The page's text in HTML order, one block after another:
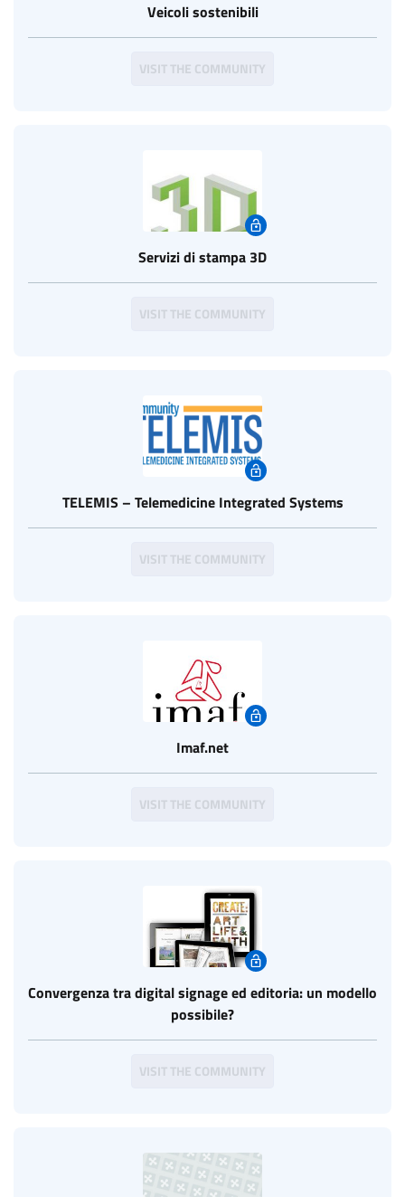
Veicoli sostenibili
VISIT THE COMMUNITY
Servizi di stampa 3D
VISIT THE COMMUNITY
TELEMIS – Telemedicine Integrated Systems
VISIT THE COMMUNITY
Imaf.net
VISIT THE COMMUNITY
Convergenza tra digital signage ed editoria: un modello
possibile?
VISIT THE COMMUNITY